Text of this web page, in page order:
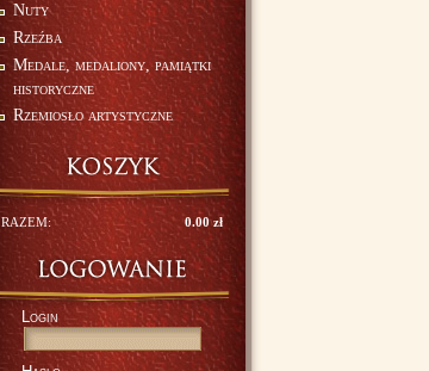
Nuty
Rzeźba
Medale, medaliony, pamiątki
historyczne
Rzemiosło artystyczne
RAZEM: 0.00 zł
Login